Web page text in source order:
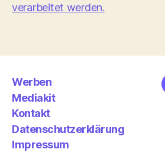
verarbeitet werden.
Werben
Mediakit
Kontakt
Datenschutzerklärung
Impressum